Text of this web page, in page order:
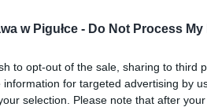
w Pigułce - Do Not Process
to opt-out of the sale, sharing to third
information for targeted advertising by
selection. Please note that after